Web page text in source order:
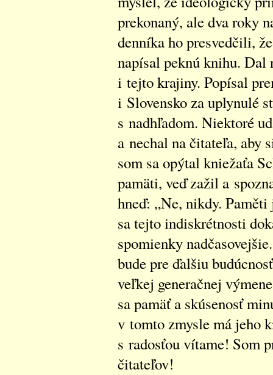
prekonaný, ale dva roky
denníka ho presvedčili,
napísal peknú knihu. Dal
i tejto krajiny. Popísal
i Slovensko za uplynulé
s nadhľadom. Niektoré
a nechal na čitateľa, aby
som sa opýtal kniežaťa
pamäti, veď zažil a
hneď: „Ne, nikdy.
sa tejto indiskrétnosti
spomienky
bude pre ďalšiu
veľkej generačnej
sa pamäť a skúsenosť
v tomto zmysle má jeho
s radosťou vítame! Som
čitateľov!